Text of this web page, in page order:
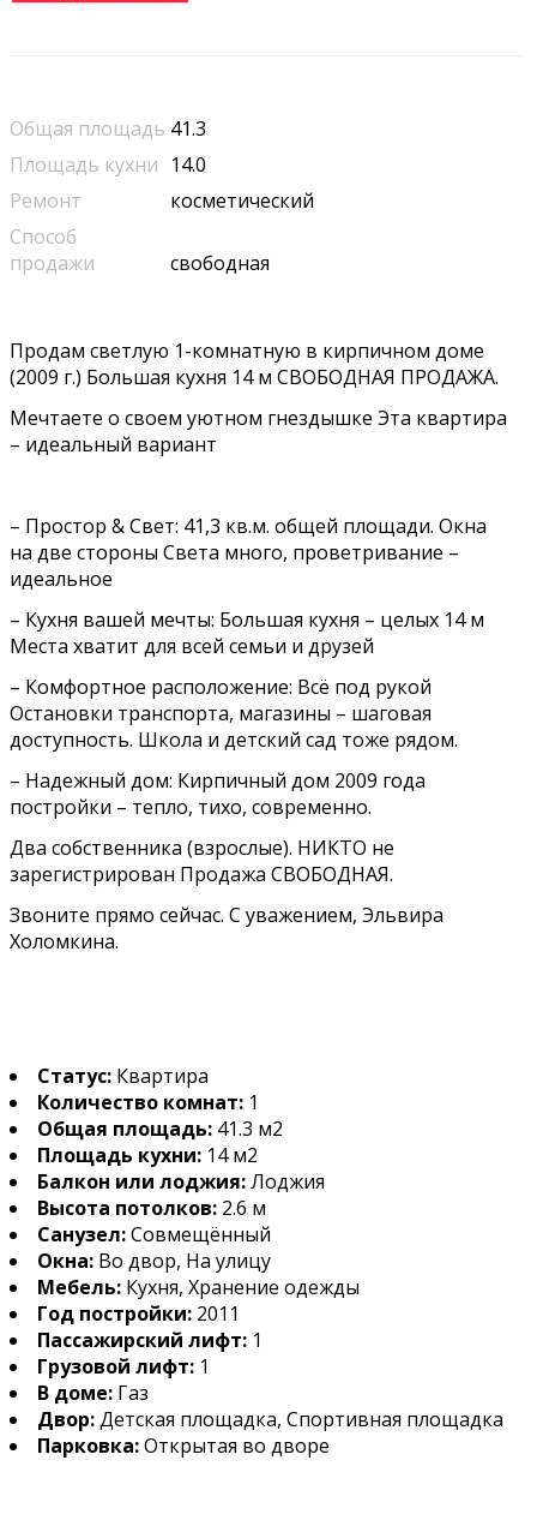
Общая площадь 41.3
Площадь кухни 14.0
Ремонт
косметический
Способ
продажи
свободная
Продам светлую 1-комнатную в кирпичном доме
(2009 г.) Большая кухня 14 м СВОБОДНАЯ ПРОДАЖА.
Мечтаете о своем уютном гнездышке Эта квартира
– идеальный вариант
– Простор & Свет: 41,3 кв.м. общей площади. Окна
на две стороны Света много, проветривание –
идеальное
– Кухня вашей мечты: Большая кухня – целых 14 м
Места хватит для всей семьи и друзей
– Комфортное расположение: Всё под рукой
Остановки транспорта, магазины – шаговая
доступность. Школа и детский сад тоже рядом.
– Надежный дом: Кирпичный дом 2009 года
постройки – тепло, тихо, современно.
Два собственника (взрослые). НИКТО не
зарегистрирован Продажа СВОБОДНАЯ.
Звоните прямо сейчас. С уважением, Эльвира
Холомкина.
Статус: Квартира
Количество комнат: 1
Общая площадь: 41.3 м2
Площадь кухни: 14 м2
Балкон или лоджия:Лоджия
Высота потолков: 2.6 м
Санузел:Совмещённый
Окна: Во двор, На улицу
Мебель: Кухня, Хранение одежды
Год постройки: 2011
Пассажирский лифт: 1
Грузовой лифт: 1
В доме: Газ
Двор:Детская площадка, Спортивная площадка
Парковка:Открытая во дворе